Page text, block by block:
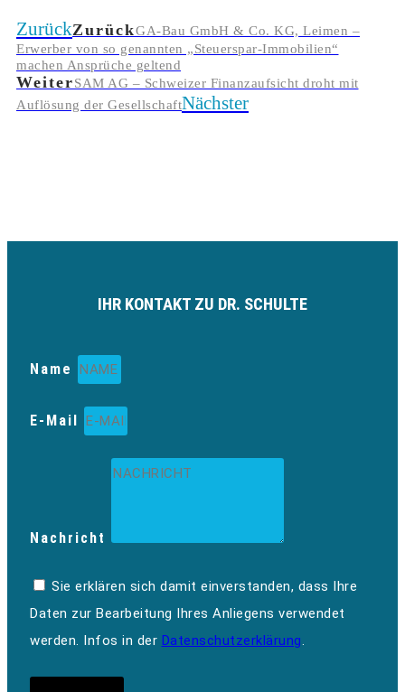
ZurückZurückGA-Bau GmbH & Co. KG, Leimen –
Erwerber von so genannten „Steuerspar-Immobilien“
machen Ansprüche geltend
WeiterSAM AG – Schweizer Finanzaufsicht droht mit
Auflösung der GesellschaftNächster
IHR KONTAKT ZU DR. SCHULTE
Name
E-Mail
Nachricht
Sie erklären sich damit einverstanden, dass Ihre
Daten zur Bearbeitung Ihres Anliegens verwendet
werden. Infos in der Datenschutzerklärung.